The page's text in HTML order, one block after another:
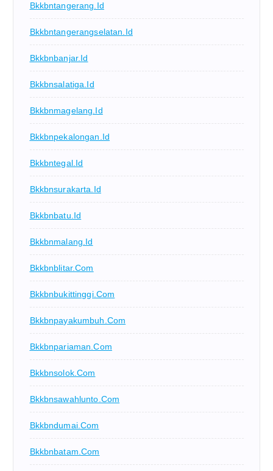
Bkkbntangerang.id
Bkkbntangerangselatan.id
Bkkbnbanjar.id
Bkkbnsalatiga.id
Bkkbnmagelang.id
Bkkbnpekalongan.id
Bkkbntegal.id
Bkkbnsurakarta.id
Bkkbnbatu.id
Bkkbnmalang.id
Bkkbnblitar.com
Bkkbnbukittinggi.com
Bkkbnpayakumbuh.com
Bkkbnpariaman.com
Bkkbnsolok.com
Bkkbnsawahlunto.com
Bkkbndumai.com
Bkkbnbatam.com